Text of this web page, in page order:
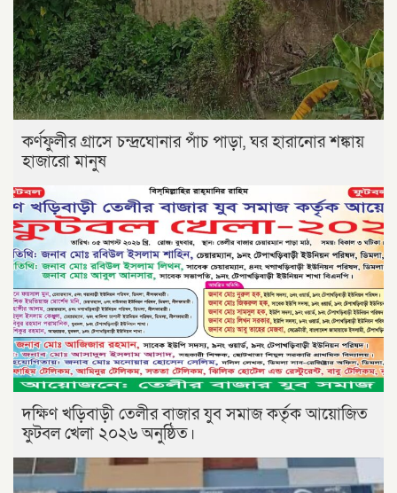
কর্ণফুলীর গ্রাসে চন্দ্রঘোনার পাঁচ পাড়া, ঘর হারানোর শঙ্কায়
হাজারো মানুষ
দক্ষিণ খড়িবাড়ী তেলীর বাজার যুব সমাজ কর্তৃক আয়োজিত
ফুটবল খেলা ২০২৬ অনুষ্ঠিত।